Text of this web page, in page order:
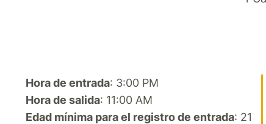
Hora de entrada: 3:00 PM
Hora de salida: 11:00 AM
Edad mínima para el registro de entrada: 21